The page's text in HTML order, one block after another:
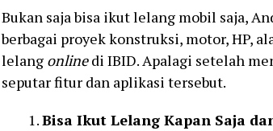
Bukan saja bisa ikut lelang mobil saja,
berbagai proyek konstruksi, motor, HP,
lelang onlinedi IBID. Apalagi setelah
seputar fitur dan aplikasi tersebut.
Bisa Ikut Lelang Kapan Saja